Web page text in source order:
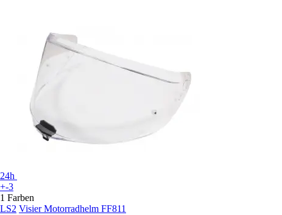
24h
+-3
1 Farben
LS2 Visier Motorradhelm FF811